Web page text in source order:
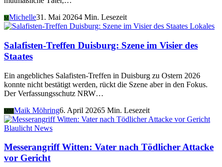
MMichelle31. Mai 20264 Min. Lesezeit
Lokales
Salafisten-Treffen Duisburg: Szene im Visier des
Staates
Ein angebliches Salafisten-Treffen in Duisburg zu Ostern 2026
konnte nicht bestätigt werden, rückt die Szene aber in den Fokus.
Der Verfassungsschutz NRW…
MMMaik Möhring6. April 20265 Min. Lesezeit
Blaulicht News
Messerangriff Witten: Vater nach Tödlicher Attacke
vor Gericht